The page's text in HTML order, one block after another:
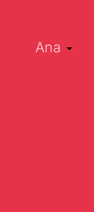
Ana